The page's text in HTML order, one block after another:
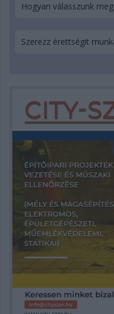
Hogyan válasszunk
Szerezz érettségit